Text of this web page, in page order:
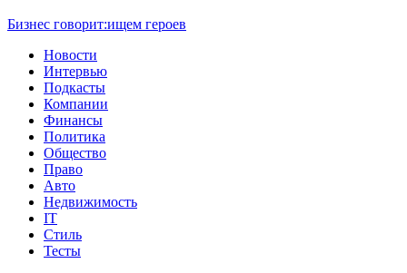
Бизнес говорит:ищем героев
Новости
Интервью
Подкасты
Компании
Финансы
Политика
Общество
Право
Авто
Недвижимость
IT
Стиль
Тесты